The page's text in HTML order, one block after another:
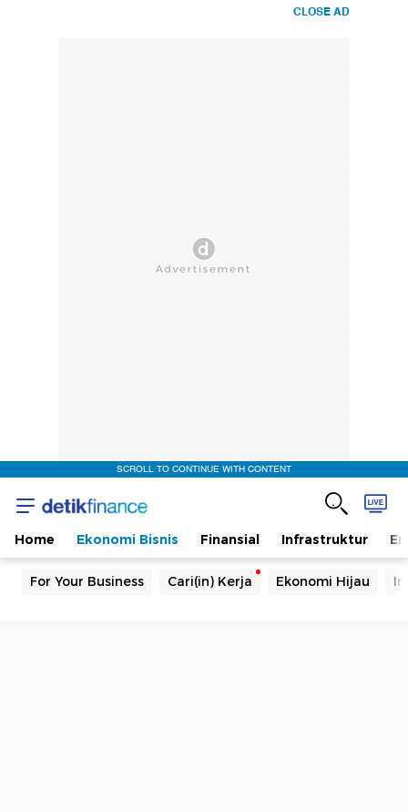
CLOSE AD
SCROLL TO CONTINUE WITH CONTENT
Home Ekonomi Bisnis Finansial Infrastruktur
For Your Business Cari(in) Kerja Ekonomi Hijau